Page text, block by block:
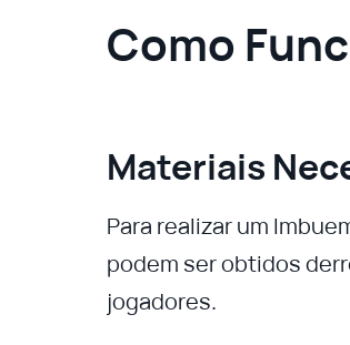
Como
Materiais
Para realizar um
podem ser obtidos
jogadores.